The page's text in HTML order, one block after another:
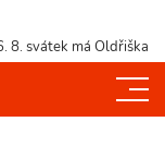
8. svátek má Oldřiška